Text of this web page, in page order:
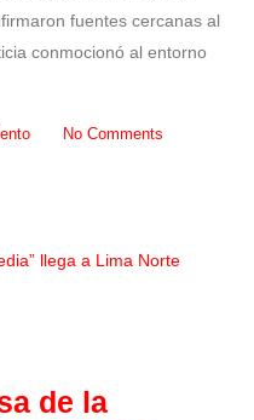
fuentes cercanas al
conmocionó al entorno
No Comments
de la